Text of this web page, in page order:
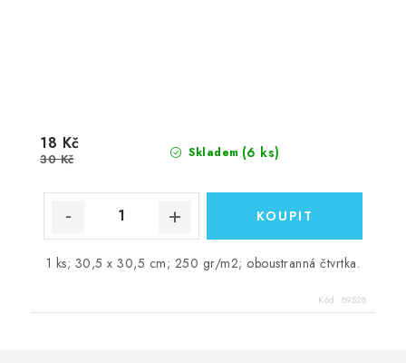
Skladem (6 ks)
18 Kč
30 Kč
1 ks; 30,5 x 30,5 cm; 250 gr/m2; oboustranná čtvrtka.
Kód: 89528